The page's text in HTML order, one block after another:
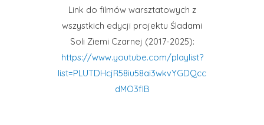
Link do filmów warsztatowych z
wszystkich edycji projektu Śladami
Soli Ziemi Czarnej (2017-2025):
https://www.youtube.com/playlist?
list=PLUTDHcjR58iu58ai3wkvYGDQcc
dMO3flB